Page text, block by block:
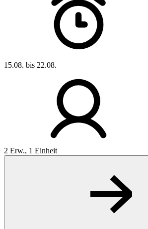
15.08. bis 22.08.
2 Erw., 1 Einheit